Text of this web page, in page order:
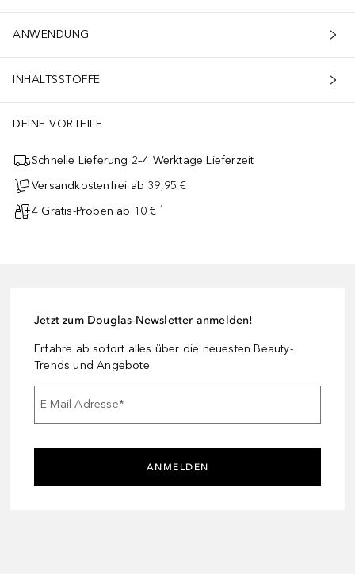
ANWENDUNG
INHALTSSTOFFE
DEINE VORTEILE
Schnelle Lieferung 2–4 Werktage Lieferzeit
Versandkostenfrei ab 39,95 €
4 Gratis-Proben ab 10 € ¹
Jetzt zum Douglas-Newsletter anmelden!
Erfahre ab sofort alles über die neuesten Beauty-
Trends und Angebote.
E-Mail-Adresse*
ANMELDEN